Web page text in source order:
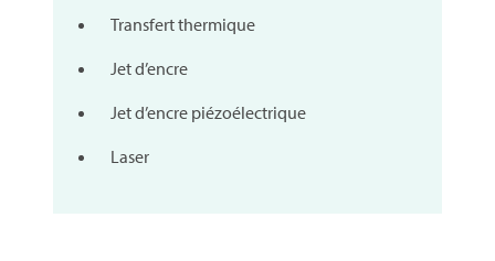
Transfert thermique
Jet d’encre
Jet d’encre piézoélectrique
Laser